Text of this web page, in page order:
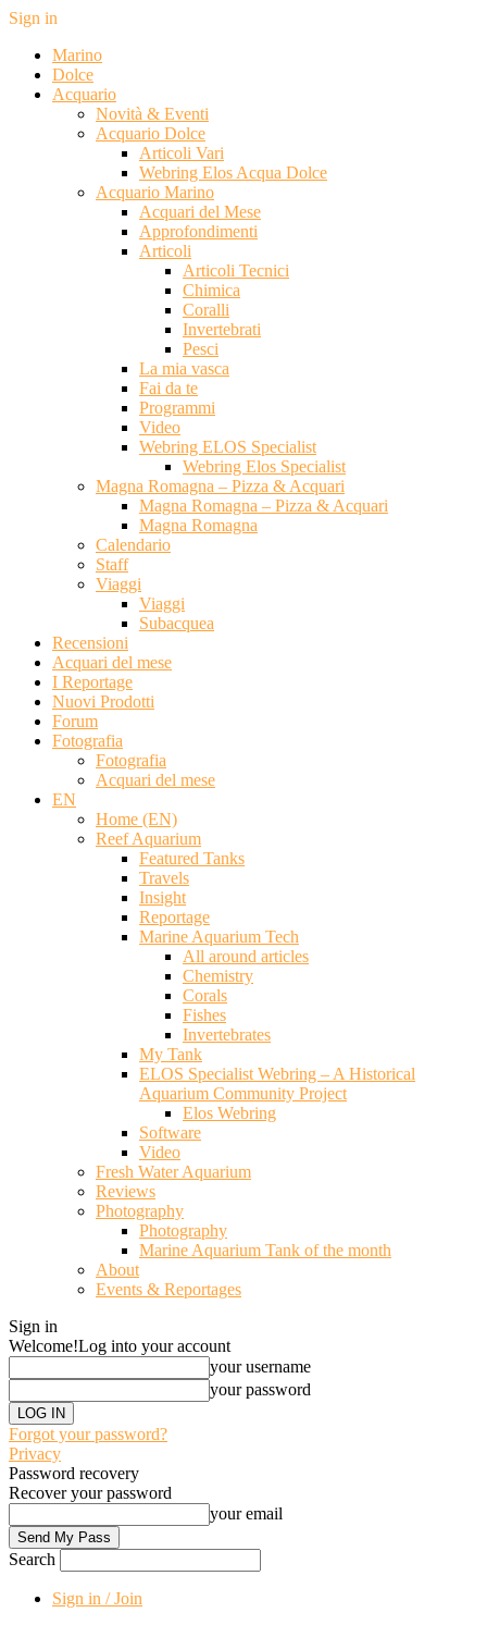
Sign in
Marino
Dolce
Acquario
Novità & Eventi
Acquario Dolce
Articoli Vari
Webring Elos Acqua Dolce
Acquario Marino
Acquari del Mese
Approfondimenti
Articoli
Articoli Tecnici
Chimica
Coralli
Invertebrati
Pesci
La mia vasca
Fai da te
Programmi
Video
Webring ELOS Specialist
Webring Elos Specialist
Magna Romagna – Pizza & Acquari
Magna Romagna – Pizza & Acquari
Magna Romagna
Calendario
Staff
Viaggi
Viaggi
Subacquea
Recensioni
Acquari del mese
I Reportage
Nuovi Prodotti
Forum
Fotografia
Fotografia
Acquari del mese
EN
Home (EN)
Reef Aquarium
Featured Tanks
Travels
Insight
Reportage
Marine Aquarium Tech
All around articles
Chemistry
Corals
Fishes
Invertebrates
My Tank
ELOS Specialist Webring – A Historical
Aquarium Community Project
Elos Webring
Software
Video
Fresh Water Aquarium
Reviews
Photography
Photography
Marine Aquarium Tank of the month
About
Events & Reportages
Sign in
Welcome!Log into your account
your username
your password
Forgot your password?
Privacy
Password recovery
Recover your password
your email
Search
Sign in / Join